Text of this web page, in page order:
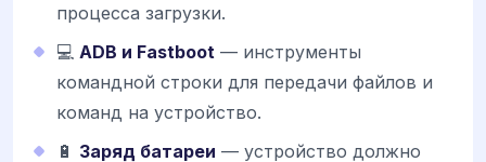
процесса загрузки.
💻 ADB и Fastboot — инструменты
командной строки для передачи файлов и
команд на устройство.
🔋 Заряд батареи — устройство должно